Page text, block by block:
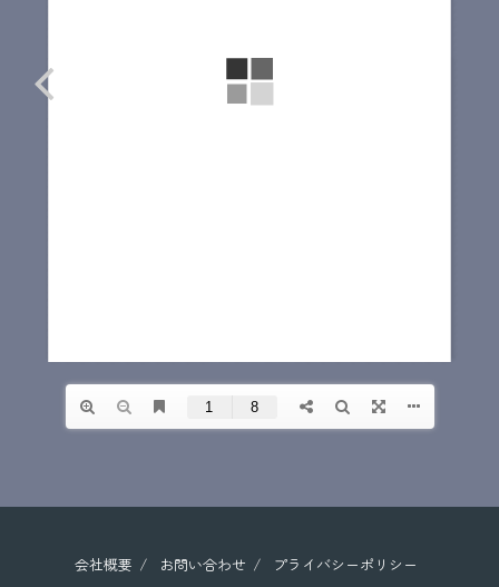
会社概要 お問い合わせ プライバシーポリシー